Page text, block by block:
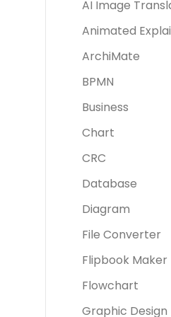
AI Image
Animated
ArchiMate
BPMN
Business
Chart
CRC
Database
Diagram
File Converter
Flipbook Maker
Flowchart
Graphic Design